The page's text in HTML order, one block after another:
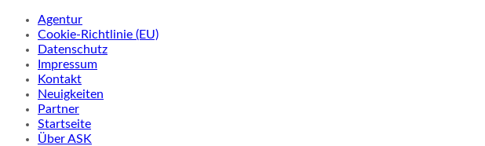
Agentur
Cookie-Richtlinie (EU)
Datenschutz
Impressum
Kontakt
Neuigkeiten
Partner
Startseite
Über ASK